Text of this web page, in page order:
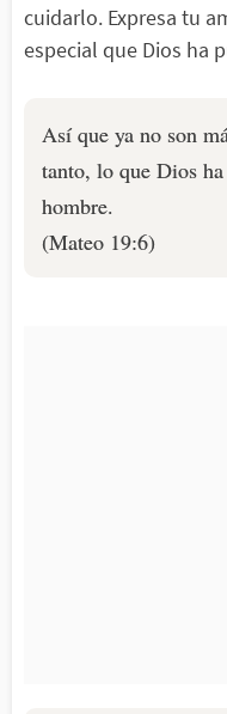
cuidarlo. Expresa tu
especial que Dios ha
Así que ya no son
tanto, lo que Dios
hombre.
(Mateo 19:6)